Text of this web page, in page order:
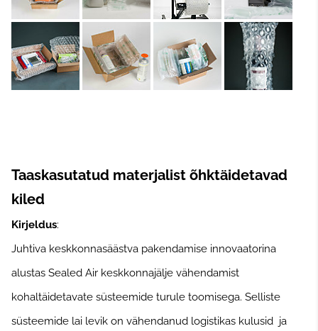
Taaskasutatud materjalist õhktäidetavad
kiled
Kirjeldus:
Juhtiva keskkonnasäästva pakendamise innovaatorina
alustas Sealed Air keskkonnajälje vähendamist
kohaltäidetavate süsteemide turule toomisega. Selliste
süsteemide lai levik on vähendanud logistikas kulusid ja